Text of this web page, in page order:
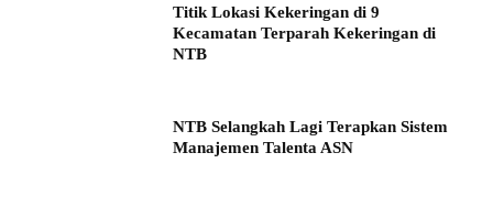
Titik Lokasi Kekeringan di 9
Kecamatan Terparah Kekeringan di
NTB
NTB Selangkah Lagi Terapkan Sistem
Manajemen Talenta ASN